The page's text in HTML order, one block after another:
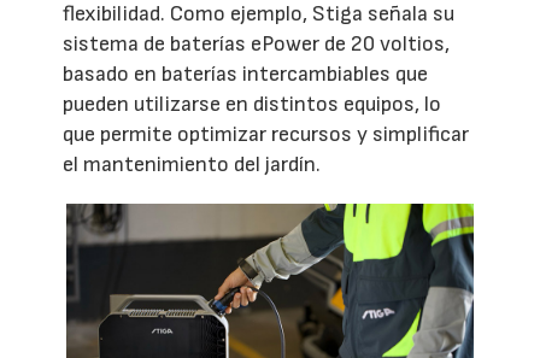
flexibilidad. Como ejemplo, Stiga señala su
sistema de baterías ePower de 20 voltios,
basado en baterías intercambiables que
pueden utilizarse en distintos equipos, lo
que permite optimizar recursos y simplificar
el mantenimiento del jardín.